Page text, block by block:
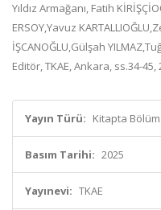
Yıldız Armağanı, Fatih
ERSOY,Yavuz
İŞCANOĞLU,Gülşah
Editör, TKAE, Ankara, ss.34-45,
Yayın Türü: Kitapta Bölüm
Basım Tarihi: 2025
Yayınevi: TKAE